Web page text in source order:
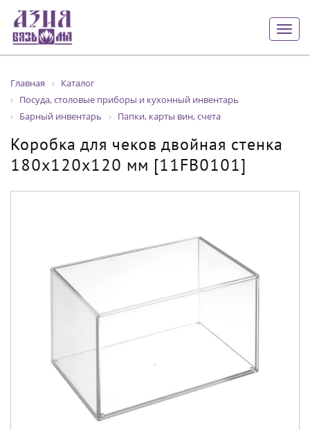
Главная
Каталог
Посуда, столовые приборы и кухонный инвентарь
Барный инвентарь
Папки, карты вин, счета
Коробка для чеков двойная стенка
180х120х120 мм [11FB0101]